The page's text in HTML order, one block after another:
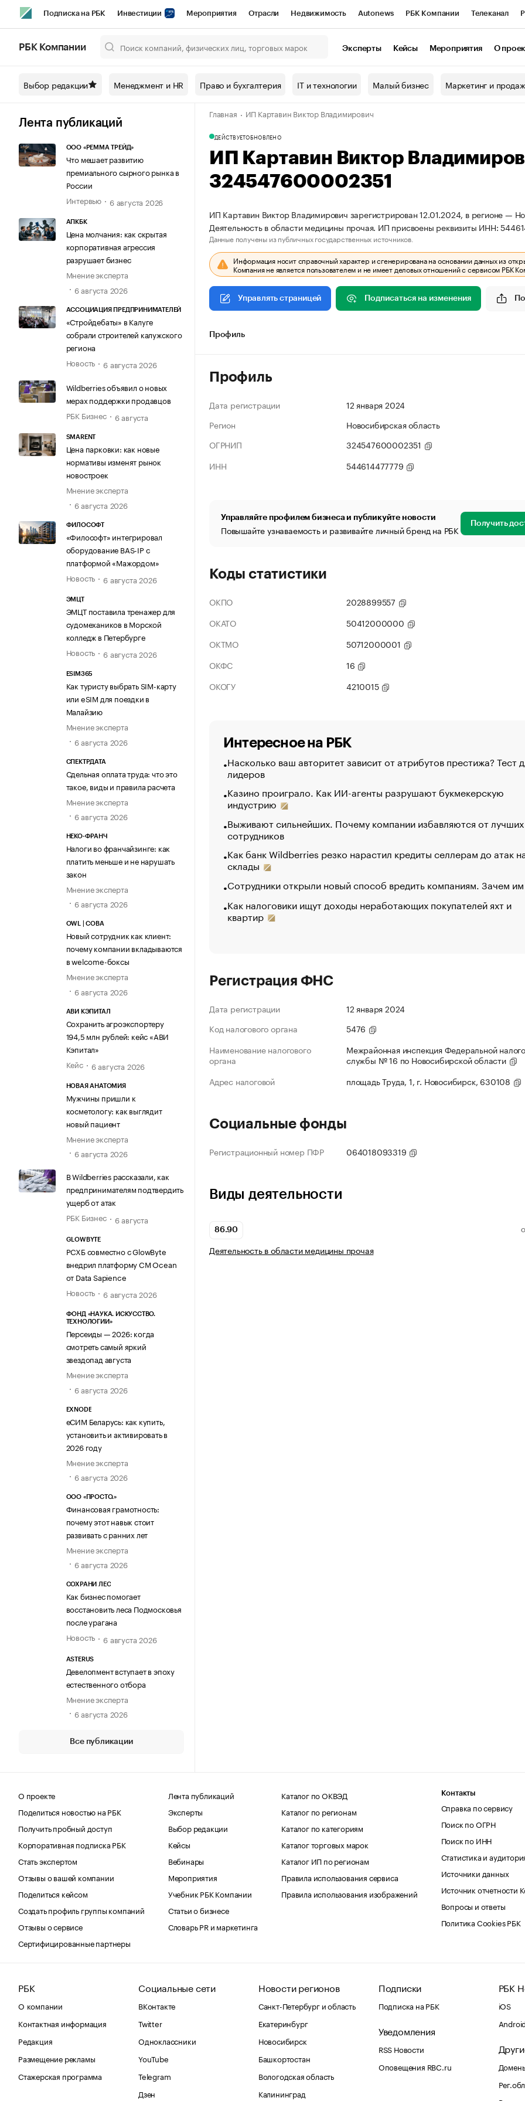
Подписка на РБК Инвестиции Мероприятия Отрасли Недвижимость Autonews РБК Компании Телеканал
Спецпроекты СПб Конференции СПб Спецпроекты Проверка контрагентов
Технологии и медиа Рынок наличной валюты
РБК Компании Эксперты Кейсы Мероприятия О
Выбор редакции Менеджмент и HR Право и бухгалтерия IT и технологии Малый бизнес Маркетинг и
Лента публикаций
ООО «РЕММА ТРЕЙД»
Что мешает развитию
премиального сырного рынка в
России
Интервью
6 августа 2026
АПКБК
Цена молчания: как скрытая
корпоративная агрессия
разрушает бизнес
Мнение эксперта
6 августа 2026
АССОЦИАЦИЯ ПРЕДПРИНИМАТЕЛЕЙ
«Стройдебаты» в Калуге
собрали строителей калужского
региона
Новость
6 августа 2026
Wildberries объявил о новых
мерах поддержки продавцов
РБК Бизнес
6 августа
SMARENT
Цена парковки: как новые
нормативы изменят рынок
новостроек
Мнение эксперта
6 августа 2026
ФИЛОСОФТ
«Философт» интегрировал
оборудование BAS-IP с
платформой «Мажордом»
Новость
6 августа 2026
ЭМЦТ
ЭМЦТ поставила тренажер для
судомехаников в Морской
колледж в Петербурге
Новость
6 августа 2026
ESIM365
Как туристу выбрать SIM-карту
или eSIM для поездки в
Малайзию
Мнение эксперта
6 августа 2026
СПЕКТРДАТА
Сдельная оплата труда: что это
такое, виды и правила расчета
Мнение эксперта
6 августа 2026
НЕКО-ФРАНЧ
Налоги во франчайзинге: как
платить меньше и не нарушать
закон
Мнение эксперта
6 августа 2026
OWL | СОВА
Новый сотрудник как клиент:
почему компании вкладываются
в welcome-боксы
Мнение эксперта
6 августа 2026
АВИ КЭПИТАЛ
Сохранить агроэкспортеру
194,5 млн рублей: кейс «АВИ
Кэпитал»
Кейс
6 августа 2026
НОВАЯ АНАТОМИЯ
Мужчины пришли к
косметологу: как выглядит
новый пациент
Мнение эксперта
6 августа 2026
В Wildberries рассказали, как
предпринимателям подтвердить
ущерб от атак
РБК Бизнес
6 августа
GLOWBYTE
РСХБ совместно с GlowByte
внедрил платформу CM Ocean
от Data Sapience
Новость
6 августа 2026
ФОНД «НАУКА. ИСКУССТВО.
ТЕХНОЛОГИИ»
Персеиды — 2026: когда
смотреть самый яркий
звездопад августа
Мнение эксперта
6 августа 2026
EXNODE
еСИМ Беларусь: как купить,
установить и активировать в
2026 году
Мнение эксперта
6 августа 2026
ООО «ПРОСТО.»
Финансовая грамотность:
почему этот навык стоит
развивать с ранних лет
Мнение эксперта
6 августа 2026
СОХРАНИ ЛЕС
Как бизнес помогает
восстановить леса Подмосковья
после урагана
Новость
6 августа 2026
ASTERUS
Девелопмент вступает в эпоху
естественного отбора
Мнение эксперта
6 августа 2026
Все публикации
Главная ИП Картавин Виктор Владимирович
ДЕЙСТВУЕТОБНОВЛЕНО
ИП Картавин Виктор
324547600002351
ИП Картавин Виктор Владимирович зарегистрирован 12.01.2024, в регионе —
Деятельность в области медицины прочая. ИП присвоены реквизиты ИНН:
Данные получены из публичных государственных источников.
Информация носит справочный характер и сгенерирована на основании данных из
Компания не является пользователем и не имеет деловых отношений с сервисом РБК
Управлять страницей Подписаться на изменения
Профиль
Профиль
Дата регистрации
12 января 2024
Регион
Новосибирская область
ОГРНИП
324547600002351
ИНН
544614477779
Управляйте профилем бизнеса и публикуйте новости
Повышайте узнаваемость и развивайте личный бренд на РБК Получить
Коды статистики
ОКПО
2028899557
ОКАТО
50412000000
ОКТМО
50712000001
ОКФС
16
ОКОГУ
4210015
Интересное на РБК
Насколько ваш авторитет зависит от атрибутов престижа? Тест
лидеров
Казино проиграло. Как ИИ-агенты разрушают букмекерскую
индустрию
Выживают сильнейших. Почему компании избавляются от лучших
сотрудников
Как банк Wildberries резко нарастил кредиты селлерам до атак
склады
Сотрудники открыли новый способ вредить компаниям. Зачем
Как налоговики ищут доходы неработающих покупателей яхт и
квартир
Регистрация ФНС
Дата регистрации
12 января 2024
Код налогового органа
5476
Наименование налогового
органа
Межрайонная инспекция Федеральной
службы № 16 по Новосибирской области
Адрес налоговой
площадь Труда, 1, г. Новосибирск, 630108
Социальные фонды
Регистрационный номер ПФР 064018093319
Виды деятельности
86.90
Деятельность в области медицины прочая
О проекте
Поделиться новостью на РБК
Получить пробный доступ
Корпоративная подписка РБК
Стать экспертом
Отзывы о вашей компании
Поделиться кейсом
Создать профиль группы компаний
Отзывы о сервисе
Сертифицированные партнеры
Лента публикаций
Эксперты
Выбор редакции
Кейсы
Вебинары
Мероприятия
Учебник РБК Компании
Статьи о бизнесе
Словарь PR и маркетинга
Каталог по ОКВЭД
Каталог по регионам
Каталог по категориям
Каталог торговых марок
Каталог ИП по регионам
Правила использования сервиса
Правила использования изображений
Контакты
Справка по сервису
Поиск по ОГРН
Поиск по ИНН
Статистика и
Источники данных
Источник отчетности
Вопросы и ответы
Политика Cookies РБК
РБК
О компании
Контактная информация
Редакция
Размещение рекламы
Стажерская программа
Социальные сети
ВКонтакте
Twitter
Одноклассники
YouTube
Telegram
Дзен
Новости регионов
Санкт-Петербург и область
Екатеринбург
Новосибирск
Башкортостан
Вологодская область
Калининград
Подписки
Подписка на РБК
Уведомления
RSS Новости
Оповещения RBC.ru
РБК
iOS